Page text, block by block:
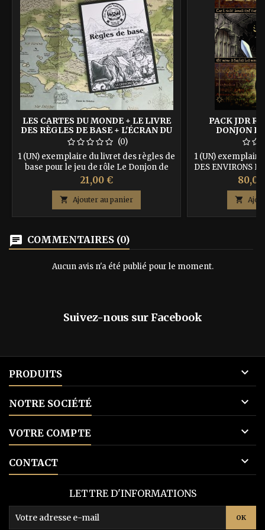
LES CARTES DU MONDE + LE LIVRE
DES RÈGLES DE BASE + L'ÉCRAN DU
MJ
(0)
1 (UN) exemplaire du livret des règles de
base pour le jeu de rôle Le Donjon de
Naheulbeuk accompagné par les 2
(DEUX) cartes géantes : celle du monde
et celle de la Terre de Fangh. Mais
également 1 (UN) exemplaire du nouvel
écran du Meneur de Jeu ! Vous recevez
disponibilités, tels qu'une pièce
métallique dorée. Auteur :...
Prix
21,00 €
 Ajouter au panier
PACK JDR
DONJON
1 (UN) exemplaire
DES ENVIRONS
(édition 2022)
recevrez en + les
goodies officiels
règles de jeu +
tout cela selon
Prix

chat COMMENTAIRES (0)
Aucun avis n'a été publié pour le moment.
Suivez-nous sur Facebook
PRODUITS 
NOTRE SOCIÉTÉ 
VOTRE COMPTE 
CONTACT 
LETTRE D'INFORMATIONS